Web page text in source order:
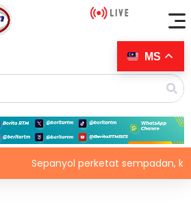
Sepanyol perketat sempadan, kenakan
MS